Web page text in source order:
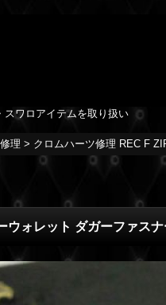
スワロアイテムを取り扱い
理 > クロムハーツ修理 REC F
ウォレット ダガーファス